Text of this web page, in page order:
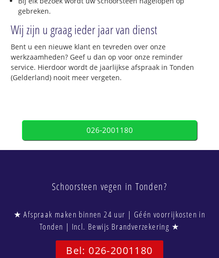
gebreken.
Wij zijn u graag ieder jaar van dienst
Bent u een nieuwe klant en tevreden over onze
werkzaamheden? Geef u dan op voor onze reminder
service. Hierdoor wordt de jaarlijkse afspraak in Tonden
(Gelderland) nooit meer vergeten.
026-2001180
Schoorsteen vegen in Tonden?
★ Afspraak maken binnen 24 uur | Géén voorrijkosten in
Tonden | Incl. Bewijs Brandverzekering ★
Bel: 026-2001180